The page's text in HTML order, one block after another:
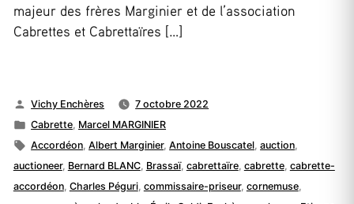
majeur des frères Marginier et de l’association
Cabrettes et Cabrettaïres […]
Publié
par
Vichy Enchères
7 octobre 2022
Publié
dans
Cabrette Marcel MARGINIER
Étiquettes :
Accordéon ,Albert Marginier,Antoine Bouscatel ,auction
auctioneer, Bernard BLANC, Brassaï, cabrettaïre, cabrette, cabrette-
accordéon, Charles Péguri, commissaire-priseur, cornemuse,